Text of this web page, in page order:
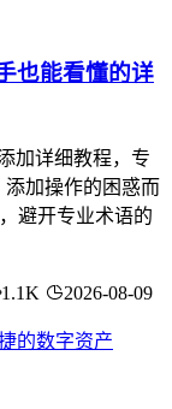
也能看懂的详
加详细教程，专
加操作的困惑而
避开专业术语的
1.1K 2026-08-09